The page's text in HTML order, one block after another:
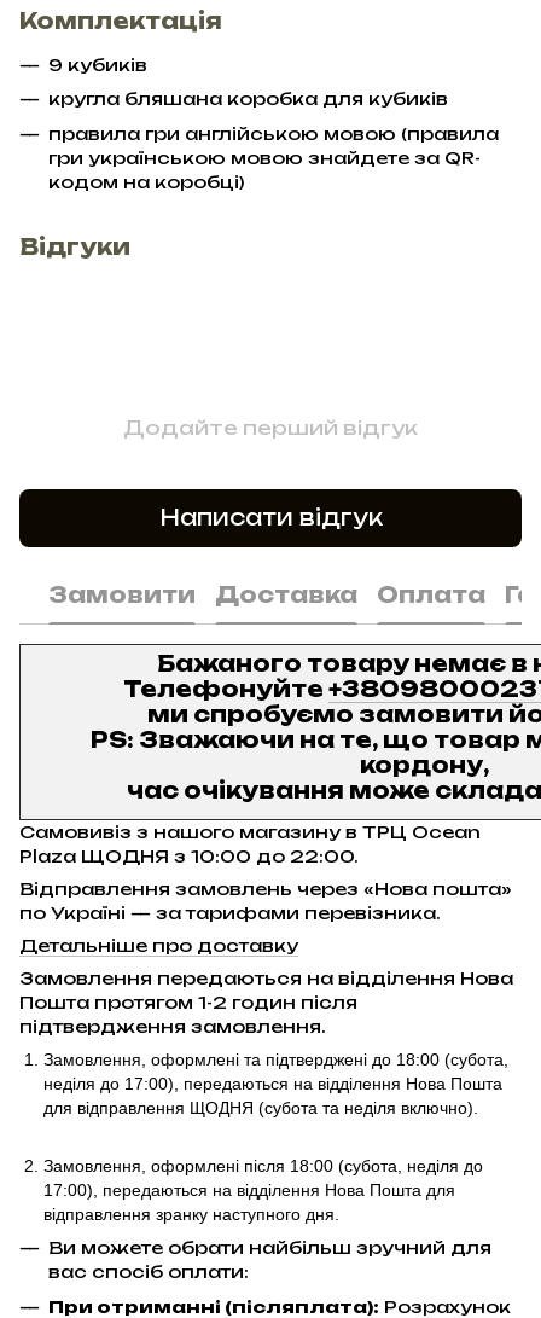
Комплектація
9 кубиків
кругла бляшана коробка для кубиків
правила гри англійською мовою (правила
гри українською мовою знайдете за QR-
кодом на коробці)
Відгуки
Додайте перший відгук
Написати відгук
Замовити Доставка Оплата
Бажаного товару немає в
Телефонуйте
ми спробуємо замовити
PS: Зважаючи на те, що товар
кордону,
час очікування може
Самовивіз з нашого магазину в ТРЦ Ocean
Plaza ЩОДНЯ з 10:00 до 22:00.
Відправлення замовлень через «Нова пошта»
по Україні — за тарифами перевізника.
Детальніше про доставку
Замовлення передаються на відділення Нова
Пошта протягом 1-2 годин після
підтвердження замовлення.
Замовлення, оформлені та підтверджені до 18:00 (субота,
неділя до 17:00) , передаються на відділення Нова Пошта
для відправлення ЩОДНЯ (субота та неділя включно).
Замовлення, оформлені після 18:00 (субота, неділя до
17:00), передаються на відділення Нова Пошта для
відправлення зранку наступного дня.
Ви можете обрати найбільш зручний для
вас спосіб оплати:
При отриманні (післяплата): Розрахунок